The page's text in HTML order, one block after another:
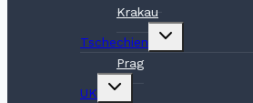
Krakau
Tschechien
Untermenü
umschalten
Prag
UK
Untermenü
umschalten